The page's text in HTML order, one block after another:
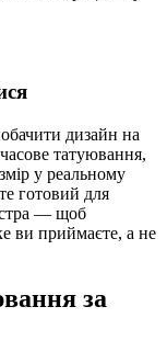
дизайн на
татуювання,
у реальному
готовий для
— щоб
ви приймаєте, а не
за